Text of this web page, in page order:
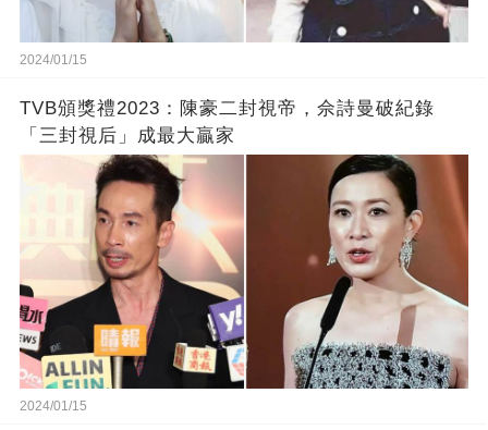
2024/01/15
TVB頒獎禮2023：陳豪二封視帝，佘詩曼破紀錄
「三封視后」成最大贏家
2024/01/15